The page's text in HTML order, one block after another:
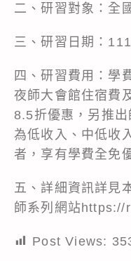
二、研習對象：全
三、研習日期：
四、研習費用：學
夜師大會館住宿費
8.5折優惠，另推
為低收入、中低收
者，享有學費全免
五、詳細資訊詳見
師系列網站https://
Post Views: